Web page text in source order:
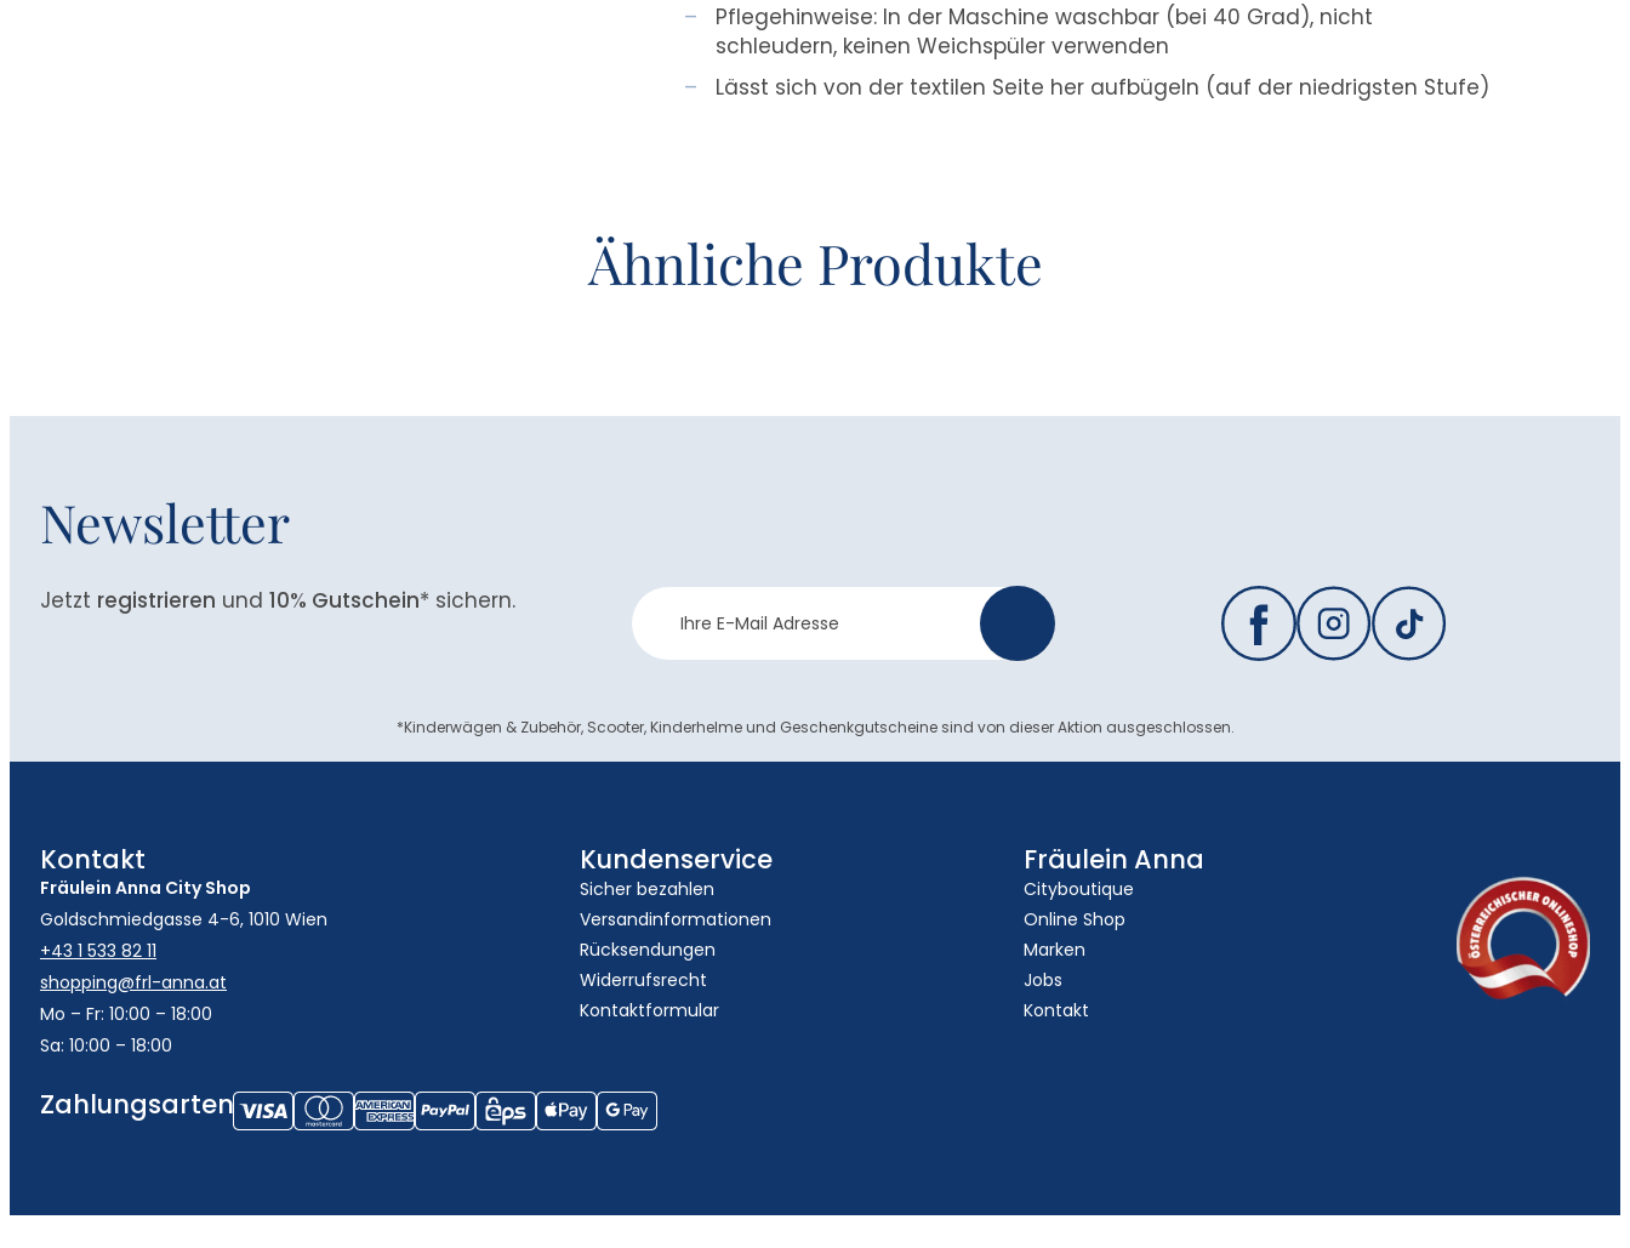
Pflegehinweise: In der Maschine waschbar (bei 40 Grad), nicht
schleudern, keinen Weichspüler verwenden
Lässt sich von der textilen Seite her aufbügeln (auf der niedrigsten Stufe)
Ähnliche Produkte
Newsletter
Jetzt registrieren und 10% Gutschein* sichern.
Newsletter
Anmeldung
*Kinderwägen & Zubehör, Scooter, Kinderhelme und Geschenkgutscheine sind von dieser Aktion ausgeschlossen.
Kontakt
Fräulein Anna City Shop
Goldschmiedgasse 4-6, 1010 Wien
+43 1 533 82 11
shopping@frl-anna.at
Mo – Fr: 10:00 – 18:00
Sa: 10:00 – 18:00
Kundenservice
Sicher bezahlen
Versandinformationen
Rücksendungen
Widerrufsrecht
Kontaktformular
Fräulein Anna
Cityboutique
Online Shop
Marken
Jobs
Kontakt
Zahlungsarten